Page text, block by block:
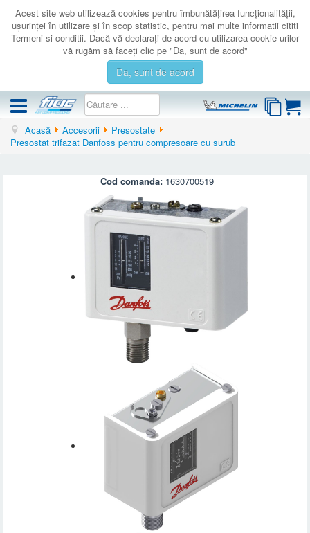
Acest site web utilizează cookies pentru îmbunătăţirea funcţionalităţii,
uşurinţei în utilizare şi în scop statistic, pentru mai multe informatii cititi
Termeni si conditii. Dacă vă declaraţi de acord cu utilizarea cookie-urilor
vă rugăm să faceţi clic pe "Da, sunt de acord"
Da, sunt de acord
COMPRESOARE
Acasă Accesorii
Presostate
Presostat trifazat Danfoss pentru compresoare cu surub
Cod comanda: 1630700519